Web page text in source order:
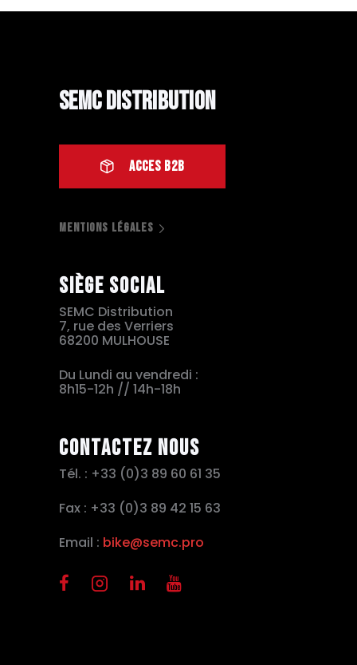
SEMC Distribution
ACCES B2B
MENTIONS LÉGALES
Siège social
SEMC Distribution
7, rue des Verriers
68200 MULHOUSE
Du Lundi au vendredi :
8h15-12h // 14h-18h
Contactez nous
Tél. : +33 (0)3 89 60 61 35
Fax : +33 (0)3 89 42 15 63
Email : bike@semc.pro